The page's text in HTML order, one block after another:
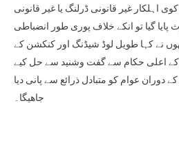
اہلکار غیر قانونی ڈرلنگ یا غیر قانونی
گیا تو انکے خلاف پوری طور انضباطی
نے کہا طویل لوڈ شیڈنگ اور کنکشن کے
اعلی حکام سے گفت وشنید سے حل کیے
دوران عوام کو متبادل ذرائع سے پانی دیا
جاھیگا۔